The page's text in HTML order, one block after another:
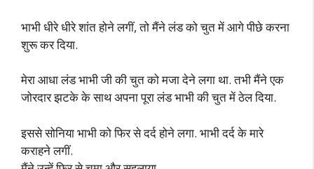
भाभी धीरे धीरे शांत होने लगीं, तो मैंने लंड को चुत में आगे पीछे करना
शुरू कर दिया.
मेरा आधा लंड भाभी जी की चुत को मजा देने लगा था. तभी मैंने एक
जोरदार झटके के साथ अपना पूरा लंड भाभी की चुत में ठेल दिया.
इससे सोनिया भाभी को फिर से दर्द होने लगा. भाभी दर्द के मारे
कराहने लगीं.